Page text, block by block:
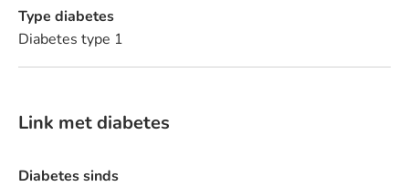
Type diabetes
Diabetes type 1
Link met diabetes
Diabetes sinds